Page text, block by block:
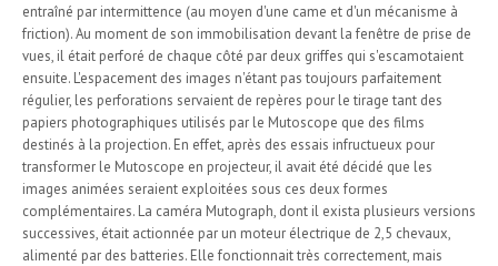
entraîné par intermittence (au moyen d'une came et d'un mécanisme à
friction). Au moment de son immobilisation devant la fenêtre de prise de
vues, il était perforé de chaque côté par deux griffes qui s'escamotaient
ensuite. L'espacement des images n'étant pas toujours parfaitement
régulier, les perforations servaient de repères pour le tirage tant des
papiers photographiques utilisés par le Mutoscope que des films
destinés à la projection. En effet, après des essais infructueux pour
transformer le Mutoscope en projecteur, il avait été décidé que les
images animées seraient exploitées sous ces deux formes
complémentaires. La caméra Mutograph, dont il exista plusieurs versions
successives, était actionnée par un moteur électrique de 2,5 chevaux,
alimenté par des batteries. Elle fonctionnait très correctement, mais